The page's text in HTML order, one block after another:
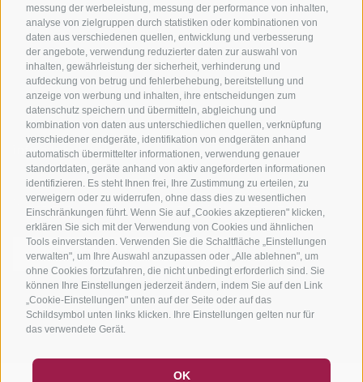
messung der werbeleistung, messung der performance von inhalten,
analyse von zielgruppen durch statistiken oder kombinationen von
daten aus verschiedenen quellen, entwicklung und verbesserung
der angebote, verwendung reduzierter daten zur auswahl von
inhalten, gewährleistung der sicherheit, verhinderung und
aufdeckung von betrug und fehlerbehebung, bereitstellung und
anzeige von werbung und inhalten, ihre entscheidungen zum
datenschutz speichern und übermitteln, abgleichung und
kombination von daten aus unterschiedlichen quellen, verknüpfung
verschiedener endgeräte, identifikation von endgeräten anhand
automatisch übermittelter informationen, verwendung genauer
standortdaten, geräte anhand von aktiv angeforderten informationen
identifizieren. Es steht Ihnen frei, Ihre Zustimmung zu erteilen, zu
verweigern oder zu widerrufen, ohne dass dies zu wesentlichen
Einschränkungen führt. Wenn Sie auf „Cookies akzeptieren" klicken,
erklären Sie sich mit der Verwendung von Cookies und ähnlichen
Tools einverstanden. Verwenden Sie die Schaltfläche „Einstellungen
verwalten", um Ihre Auswahl anzupassen oder „Alle ablehnen", um
ohne Cookies fortzufahren, die nicht unbedingt erforderlich sind. Sie
können Ihre Einstellungen jederzeit ändern, indem Sie auf den Link
„Cookie-Einstellungen" unten auf der Seite oder auf das
Schildsymbol unten links klicken. Ihre Einstellungen gelten nur für
das verwendete Gerät.
OK
Bike-Schulen
Tourenzentrale
info@bikehotels.it
MELDE DICH ZU UNSEREM NEWSLETTER AN!
JETZT ANMELDEN